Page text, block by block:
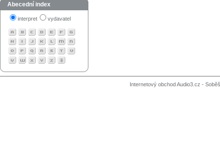
Abecední index
interpret vydavatel
Internetový obchod Audio3.cz -